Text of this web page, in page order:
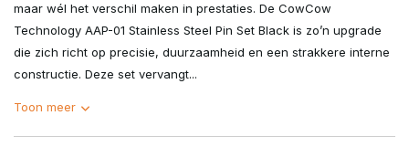
maar wél het verschil maken in prestaties. De CowCow
Technology AAP-01 Stainless Steel Pin Set Black is zo’n upgrade
die zich richt op precisie, duurzaamheid en een strakkere interne
constructie. Deze set vervangt...
Toon meer